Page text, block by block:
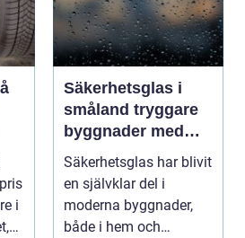
i
Säkerhetsglas i
småland tryggare
byggnader med
smarta
glaslösningar
Säkerhetsglas har blivit
en självklar del i
moderna byggnader,
både i hem och